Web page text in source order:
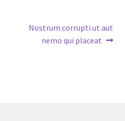
Next
post:
Nostrum corrupti ut aut
nemo qui placeat